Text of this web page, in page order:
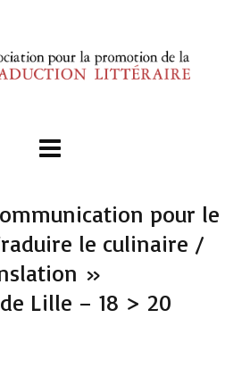
pour le
le culinaire /
»
Lille – 18 > 20